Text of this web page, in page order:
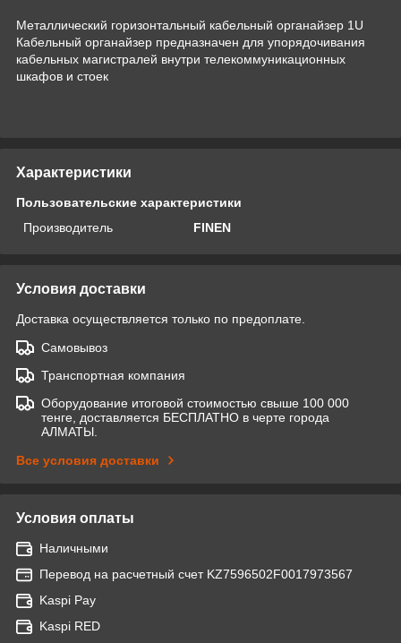
Металлический горизонтальный кабельный органайзер 1U
Кабельный органайзер предназначен для упорядочивания
кабельных магистралей внутри телекоммуникационных
шкафов и стоек
Характеристики
Пользовательские характеристики
Производитель
FINEN
Условия доставки
Доставка осуществляется только по предоплате.
Самовывоз
Транспортная компания
Оборудование итоговой стоимостью свыше 100 000
тенге, доставляется БЕСПЛАТНО в черте города
АЛМАТЫ.
Все условия доставки
Условия оплаты
Наличными
Перевод на расчетный счет KZ7596502F0017973567
Kaspi Pay
Kaspi RED